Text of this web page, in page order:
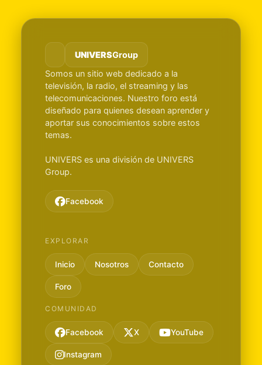
UNIVERSGroup
Somos un sitio web dedicado a la
televisión, la radio, el streaming y las
telecomunicaciones. Nuestro foro está
diseñado para quienes desean aprender y
aportar sus conocimientos sobre estos
temas.
UNIVERS es una división de UNIVERS
Group.
Facebook
EXPLORAR
Inicio Nosotros Contacto
Foro
COMUNIDAD
Facebook X YouTube
Instagram